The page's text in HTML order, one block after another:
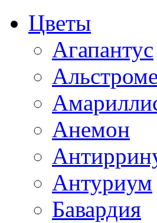
Цветы
Агапантус
Анемон
Антуриум
Бавардия